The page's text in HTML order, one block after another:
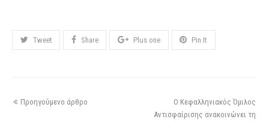
Tweet Share Plus one Pin It
Προηγούμενο άρθρο
Ο Κεφαλληνιακός Όμιλος
Αντισφαίρισης ανακοινώνει τη